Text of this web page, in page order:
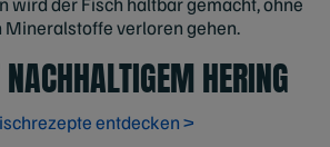
verloren gehen.
HERING
entdecken >